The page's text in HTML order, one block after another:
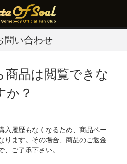
問い合わせ
商品は閲覧できな
か？
入履歴もなくなるため、商品ペー
ります。その場合、商品のご返金
、ご了承下さい。